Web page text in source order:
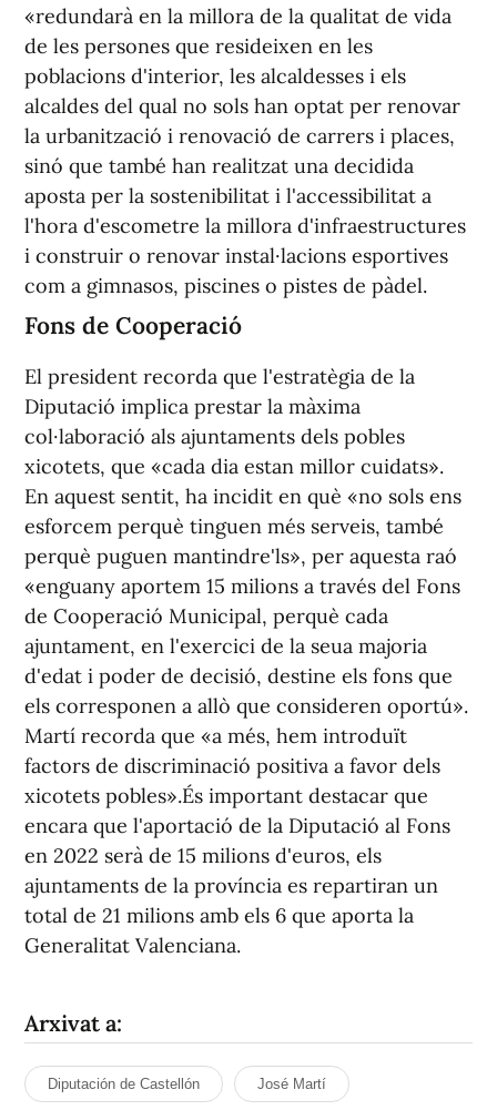
«redundarà en la millora de la qualitat de vida
de les persones que resideixen en les
poblacions d'interior, les alcaldesses i els
alcaldes del qual no sols han optat per renovar
la urbanització i renovació de carrers i places,
sinó que també han realitzat una decidida
aposta per la sostenibilitat i l'accessibilitat a
l'hora d'escometre la millora d'infraestructures
i construir o renovar instal·lacions esportives
com a gimnasos, piscines o pistes de pàdel.
Fons de Cooperació
El president recorda que l'estratègia de la
Diputació implica prestar la màxima
col·laboració als ajuntaments dels pobles
xicotets, que «cada dia estan millor cuidats».
En aquest sentit, ha incidit en què «no sols ens
esforcem perquè tinguen més serveis, també
perquè puguen mantindre'ls», per aquesta raó
«enguany aportem 15 milions a través del Fons
de Cooperació Municipal, perquè cada
ajuntament, en l'exercici de la seua majoria
d'edat i poder de decisió, destine els fons que
els corresponen a allò que consideren oportú».
Martí recorda que «a més, hem introduït
factors de discriminació positiva a favor dels
xicotets pobles».És important destacar que
encara que l'aportació de la Diputació al Fons
en 2022 serà de 15 milions d'euros, els
ajuntaments de la província es repartiran un
total de 21 milions amb els 6 que aporta la
Generalitat Valenciana.
Arxivat a:
Diputación de Castellón José Martí